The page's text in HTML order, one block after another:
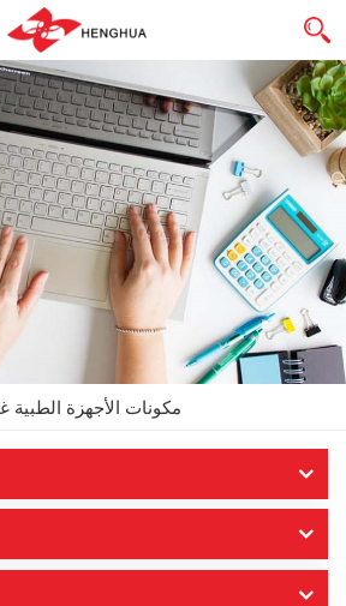
مكونات الأجهزة الطبية